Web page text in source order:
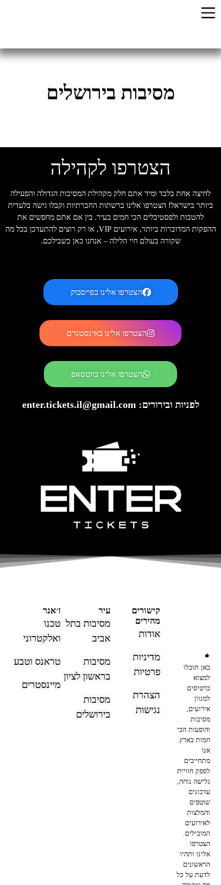
מסיבות בירושלים
הצטרפו לקהילה
לחיצה אחת בלבד ומיד אתם חלק מקהילת המסיבות הגדולה והפעילה
בישראל! הצטרפו אלינו ברשתות החברתיות וקבלו גישה בלעדית
להטבות ולפסטיבלים הכי חמים בעיר. בין אם אתם מחפשים את
ההפקות המדוברות ביותר, אירועים VIP, או רק רוצים להתעדכן בכל מה
שקורה בעולם חיי הלילה – אנחנו כאן בשבילכם.
הצטרפו אלינו בפייסבוק
הצטרפו אלינו באינסטגרם
הצטרפו אלינו בווטסאפ
לפניות ובירורים: enter.tickets.il@gmail.com​
כאן תוכלו
למצוא
כרטיסים
למגוון
אירועים,
מסיבות
והופעות הכי
חמות בארץ.
מתחייבים
לספק חוויית
גלישה נוחה,
עדכונים
שוטפים
והמלצות
לאירועים
המובילים.
הצטרפו
אלינו ותהיו
הראשונים
לדעת על כל
ז׳אנר
טכנו
ואלקטרוני
טראנס וטבע
מיינסטרים
עיר
מסיבות בתל
אביב
מסיבות
בראשון לציון
מסיבות
בירושלים
קישורים
מהירים
אודות
מדיניות
פרטיות
הצהרת
נגישות